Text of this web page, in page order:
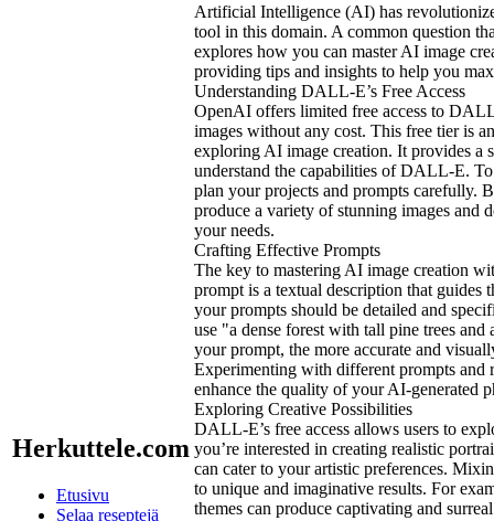
Herkuttele.com
Etusivu
Selaa reseptejä
Artificial Intelligence (AI) has
tool in this domain. A common question
explores how you can master AI image
providing tips and insights to help you
Understanding DALL-E’s Free Access
OpenAI offers limited free access to
images without any cost. This free tier is
exploring AI image creation. It provides a
understand the capabilities of DALL-E. To
plan your projects and prompts carefully.
produce a variety of stunning images and
your needs.
Crafting Effective Prompts
The key to mastering AI image creation
prompt is a textual description that guides
your prompts should be detailed and
use "a dense forest with tall pine trees
your prompt, the more accurate and
Experimenting with different prompts
enhance the quality of your AI-generated
Exploring Creative Possibilities
DALL-E’s free access allows users to
you’re interested in creating realistic
can cater to your artistic preferences.
to unique and imaginative results. For
themes can produce captivating and